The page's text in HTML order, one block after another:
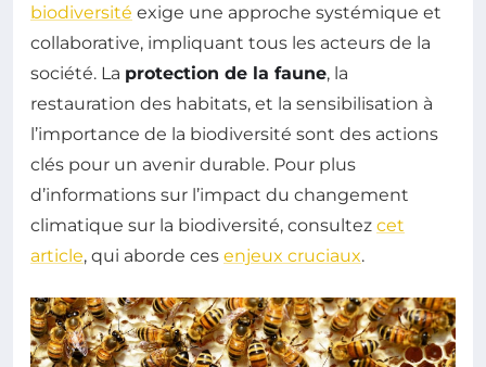
biodiversité exige une approche systémique et
collaborative, impliquant tous les acteurs de la
société. La protection de la faune, la
restauration des habitats, et la sensibilisation à
l’importance de la biodiversité sont des actions
clés pour un avenir durable. Pour plus
d’informations sur l’impact du changement
climatique sur la biodiversité, consultez cet
article, qui aborde ces enjeux cruciaux.